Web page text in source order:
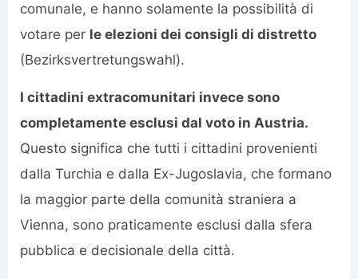
comunale, e hanno solamente la possibilità di
votare per le elezioni dei consigli di distretto
(Bezirksvertretungswahl).
I cittadini extracomunitari invece sono
completamente esclusi dal voto in Austria.
Questo significa che tutti i cittadini provenienti
dalla Turchia e dalla Ex-Jugoslavia, che formano
la maggior parte della comunità straniera a
Vienna, sono praticamente esclusi dalla sfera
pubblica e decisionale della città.